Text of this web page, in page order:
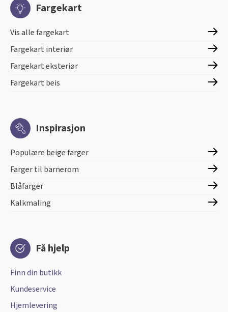
Fargekart
Vis alle fargekart
Fargekart interiør
Fargekart eksteriør
Fargekart beis
Inspirasjon
Populære beige farger
Farger til barnerom
Blåfarger
Kalkmaling
Få hjelp
Finn din butikk
Kundeservice
Hjemlevering